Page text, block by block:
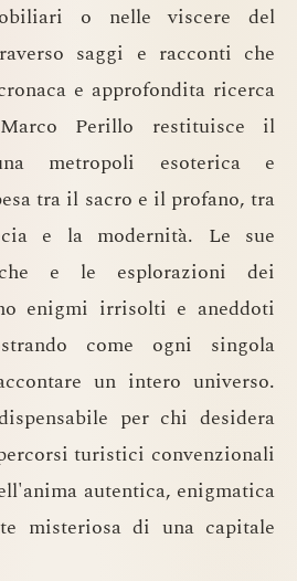
o nelle viscere del
saggi e racconti che
e approfondita ricerca
Perillo restituisce il
metropoli esoterica e
tra il sacro e il profano, tra
e la modernità. Le sue
e le esplorazioni dei
enigmi irrisolti e aneddoti
come ogni singola
un intero universo.
per chi desidera
turistici convenzionali
autentica, enigmatica
misteriosa di una capitale